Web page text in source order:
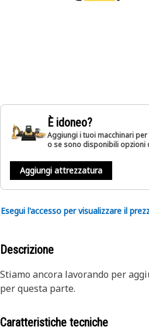
È idoneo?
Aggiungi i tuoi macchinari
o se sono disponibili opzioni
Aggiungi attrezzatura
Esegui l'accesso per visualizzare il
Descrizione
Stiamo ancora lavorando per
per questa parte.
Caratteristiche tecniche